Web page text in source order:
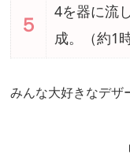
５
4を器に流
成。（約1
みんな大好きなデザ